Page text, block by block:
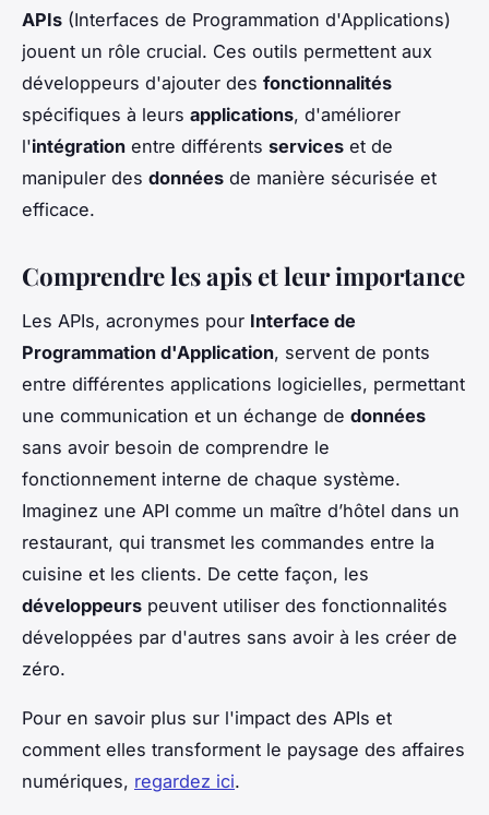
APIs (Interfaces de Programmation d'Applications)
jouent un rôle crucial. Ces outils permettent aux
développeurs d'ajouter des fonctionnalités
spécifiques à leurs applications, d'améliorer
l'intégration entre différents services et de
manipuler des données de manière sécurisée et
efficace.
Comprendre les apis et leur importance
Les APIs, acronymes pour Interface de
Programmation d'Application, servent de ponts
entre différentes applications logicielles, permettant
une communication et un échange de données
sans avoir besoin de comprendre le
fonctionnement interne de chaque système.
Imaginez une API comme un maître d’hôtel dans un
restaurant, qui transmet les commandes entre la
cuisine et les clients. De cette façon, les
développeurs peuvent utiliser des fonctionnalités
développées par d'autres sans avoir à les créer de
zéro.
Pour en savoir plus sur l'impact des APIs et
comment elles transforment le paysage des affaires
numériques, regardez ici.